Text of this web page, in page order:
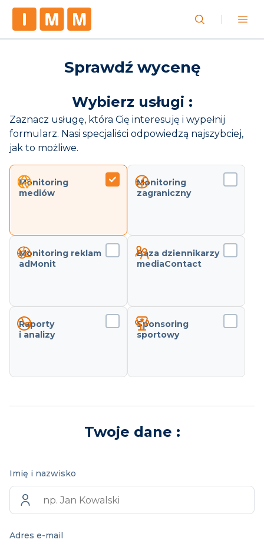
Sprawdź wycenę
Wybierz usługi :
Zaznacz usługę, która Cię interesuję i wypełnij
formularz. Nasi specjaliści odpowiedzą najszybciej,
jak to możliwe.
Monitoring
mediów
Monitoring
zagraniczny
Monitoring reklam
adMonit
Baza dziennikarzy
mediaContact
Raporty
i analizy
Sponsoring
sportowy
Twoje dane :
Imię i nazwisko
Adres e-mail